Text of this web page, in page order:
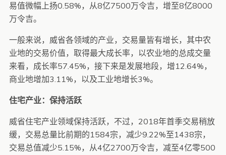
易值微幅上扬0.58%，从8亿7500万令吉，增至8亿8000
万令吉。
一般来说，威省各领域的产业，交易量皆有增长，其中农
业地的交易价值，取得最大成长率，以农业地的总成交量
来看，成长率57.45%，接下来是发展地段，增12.64%，
商业地增加3.11%，以及工业地增长3%。
住宅产业：保持活跃
威省住宅产业领域保持活跃，不过，2018年首季交易稍放
缓，交易总量比前期的1584宗，减少9.22%至1438宗，
交易总值减少5.15%，从4亿2700万令吉，减至4亿零500